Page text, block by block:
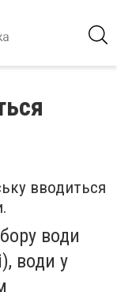
вводиться
води
води у